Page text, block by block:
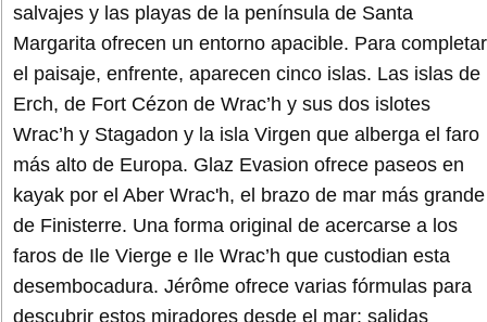
salvajes y las playas de la península de Santa
Margarita ofrecen un entorno apacible. Para completar
el paisaje, enfrente, aparecen cinco islas. Las islas de
Erch, de Fort Cézon de Wrac’h y sus dos islotes
Wrac’h y Stagadon y la isla Virgen que alberga el faro
más alto de Europa. Glaz Evasion ofrece paseos en
kayak por el Aber Wrac'h, el brazo de mar más grande
de Finisterre. Una forma original de acercarse a los
faros de Ile Vierge e Ile Wrac’h que custodian esta
desembocadura. Jérôme ofrece varias fórmulas para
descubrir estos miradores desde el mar: salidas